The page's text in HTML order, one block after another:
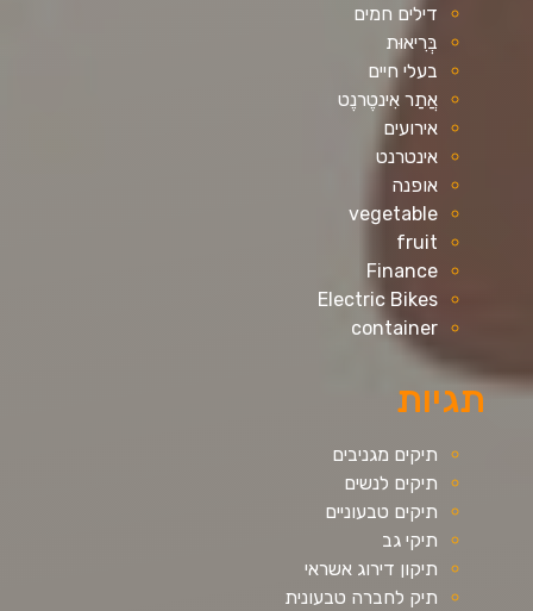
דילים חמים
בְּרִיאוּת
בעלי חיים
אֲתַר אִינטֶרנֶט
אירועים
אינטרנט
אופנה
vegetable
fruit
Finance
Electric Bikes
container
תגיות
תיקים מגניבים
תיקים לנשים
תיקים טבעוניים
תיקי גב
תיקון דירוג אשראי
תיק לחברה טבעונית